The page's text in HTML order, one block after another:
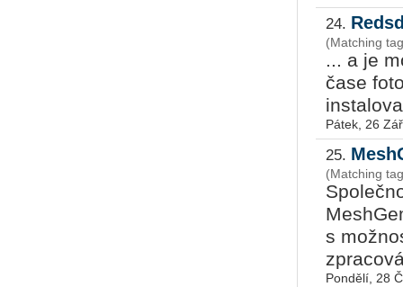
24.
(Matching
... a je
čase
Pátek, 26
25.
(Matching
s
Pondělí, 28